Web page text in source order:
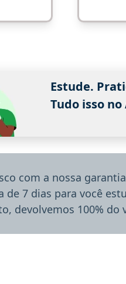
Estude.
Tudo isso
com a nossa
de 7 dias para você
devolvemos 100% do